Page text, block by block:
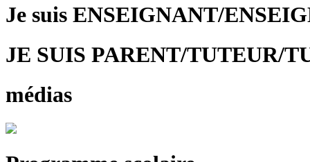
Je suis ENSEIGNANT/
JE SUIS PARENT/TUTEUR/
médias